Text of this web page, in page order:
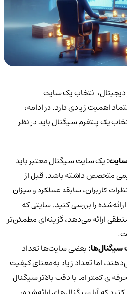
انتخاب یکسایت
اهمیت زیادی دارد. در ادامه،
یک پلتفرم سیگنال باید در نظر
یک سایت سیگنال معتبر باید
متخصصداشته باشد. قبل از
کاربران، سابقه عملکرد و میزان
را بررسی کنید. سایتی که
ارائه می‌دهد، گزینه‌ای مطمئن‌تر
سیگنال‌ها:بعضی سایت‌ها تعداد
اماتعداد زیاد به‌معنای کیفیت
کمتر اما با دقت بالاتر سیگنال